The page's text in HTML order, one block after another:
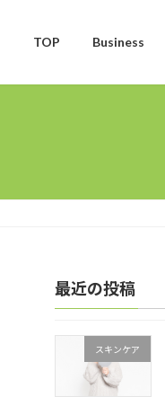
TOP Business
最近の投稿
スキンケア